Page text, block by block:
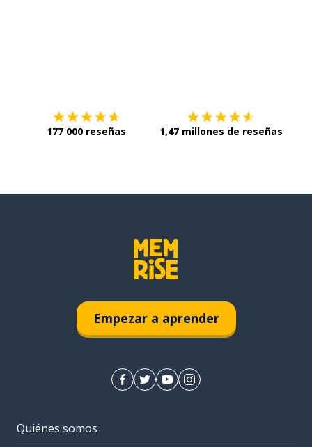
177 000 reseñas 1,47 millones de reseñas
Empezar a aprender
Quiénes somos